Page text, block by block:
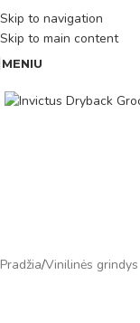
Skip to navigation
Skip to main content
MENIU
Pradžia/Vinilinės grindys